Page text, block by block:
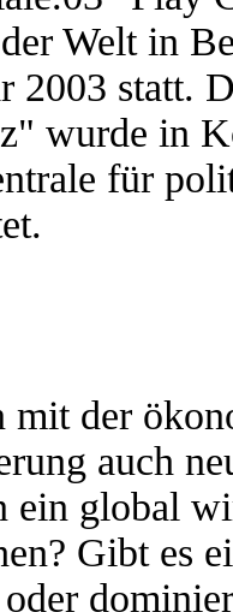
Welt in
2003 statt.
wurde in
für
mit der
auch
ein global
Gibt es